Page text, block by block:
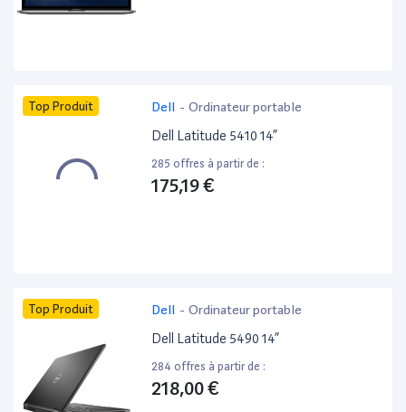
Top Produit Dell - Ordinateur portable
Dell Latitude 5410 14”
285 offres à partir de :
175,19 €
Top Produit Dell - Ordinateur portable
Dell Latitude 5490 14”
284 offres à partir de :
218,00 €